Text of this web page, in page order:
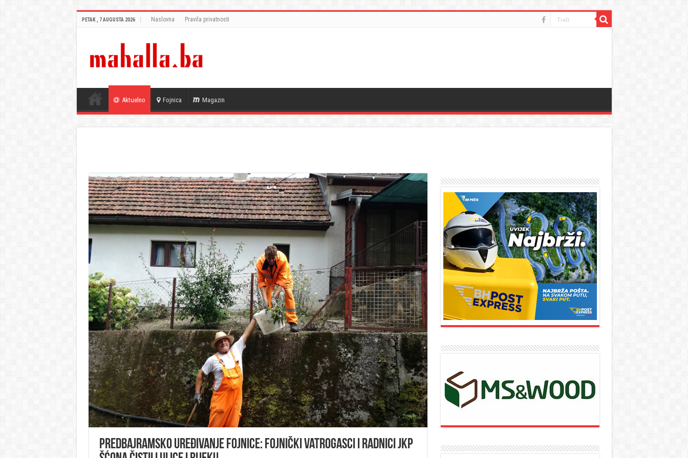
PETAK , 7 AUGUSTA 2026 Naslovna Pravila privatnosti
Aktuelno Fojnica Magazin
Predbajramsko uređivanje Fojnice: Fojnički vatrogasci i radnici JKP